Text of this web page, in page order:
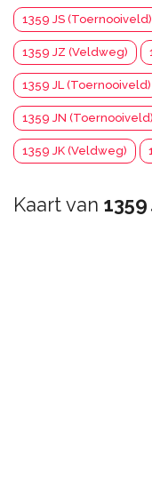
1359 JS (Toernooiveld)
1359 JZ (Veldweg)
1359 JL (Toernooiveld)
1359 JN (Toernooiveld)
1359 JK (Veldweg)
Kaart van 1359